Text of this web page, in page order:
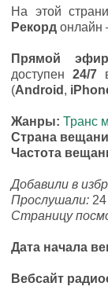
На этой
Рекорд онлайн
Прямой эфир
доступен24/7
(Android ,
Жанры: Транс
Страна
Частота
Добавили в
Прослушали:
Страницу
Дата начала
Вебсайт